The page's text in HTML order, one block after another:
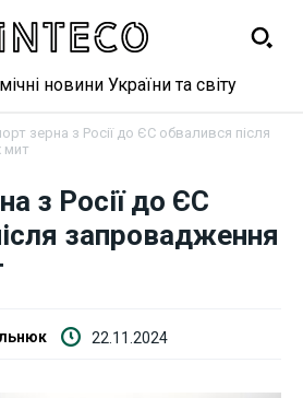
новини України та світу
зерна з Росії до ЄС обвалився після
мит
з Росії до ЄС
запровадження
22.11.2024